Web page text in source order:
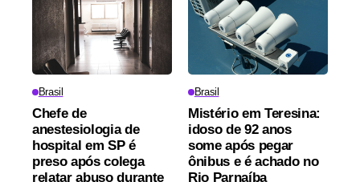
Brasil
Chefe de
anestesiologia de
hospital em SP é
preso após colega
relatar abuso durante
Brasil
Mistério em Teresina:
idoso de 92 anos
some após pegar
ônibus e é achado no
Rio Parnaíba